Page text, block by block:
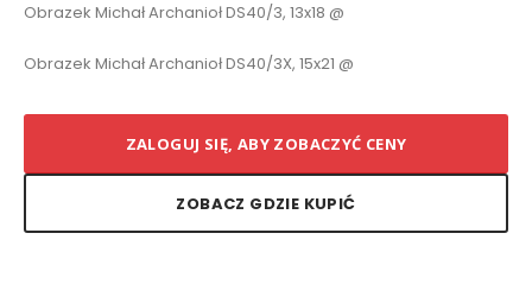
Obrazek Michał Archanioł DS40/3, 13x18 @
Obrazek Michał Archanioł DS40/3X, 15x21 @
ZALOGUJ SIĘ, ABY ZOBACZYĆ CENY
ZOBACZ GDZIE KUPIĆ